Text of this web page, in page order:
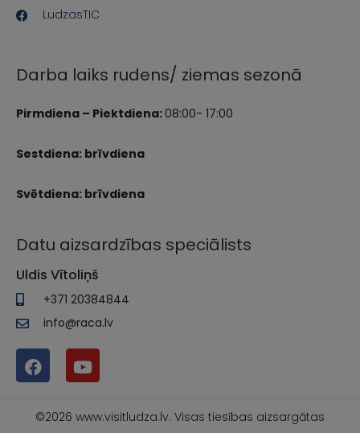
LudzasTIC
Darba laiks rudens/ ziemas sezonā
Pirmdiena – Piektdiena:08:00- 17:00
Sestdiena: brīvdiena
Svētdiena: brīvdiena
Datu aizsardzības speciālists
Uldis Vītoliņš
+371 20384844
info@raca.lv
©2026 www.visitludza.lv. Visas tiesības aizsargātas